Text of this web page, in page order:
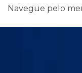
Navegue pelo